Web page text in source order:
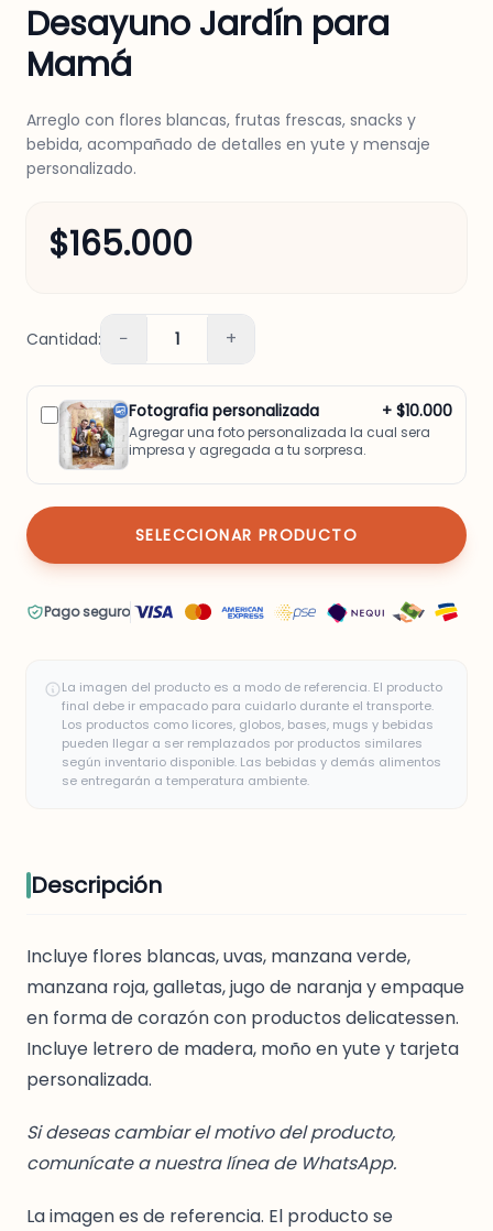
Desayuno Jardín para
Mamá
Arreglo con flores blancas, frutas frescas, snacks y
bebida, acompañado de detalles en yute y mensaje
personalizado.
$165.000
Cantidad: − 1 +
Fotografia personalizada + $10.000
Agregar una foto personalizada la cual sera
impresa y agregada a tu sorpresa.
SELECCIONAR PRODUCTO
Pago seguro
La imagen del producto es a modo de referencia. El producto
final debe ir empacado para cuidarlo durante el transporte.
Los productos como licores, globos, bases, mugs y bebidas
pueden llegar a ser remplazados por productos similares
según inventario disponible. Las bebidas y demás alimentos
se entregarán a temperatura ambiente.
Descripción
Incluye flores blancas, uvas, manzana verde,
manzana roja, galletas, jugo de naranja y empaque
en forma de corazón con productos delicatessen.
Incluye letrero de madera, moño en yute y tarjeta
personalizada.
Si deseas cambiar el motivo del producto,
comunícate a nuestra línea de WhatsApp.
La imagen es de referencia. El producto se